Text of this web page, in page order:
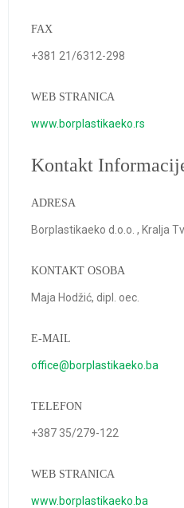
FAX
+381 21/6312-298
WEB STRANICA
www.borplastikaeko.rs
Kontakt
ADRESA
Borplastikaeko d.o.o. , Kralja
KONTAKT OSOBA
Maja Hodžić, dipl. oec.
E-MAIL
office@borplastikaeko.ba
TELEFON
+387 35/279-122
WEB STRANICA
www.borplastikaeko.ba